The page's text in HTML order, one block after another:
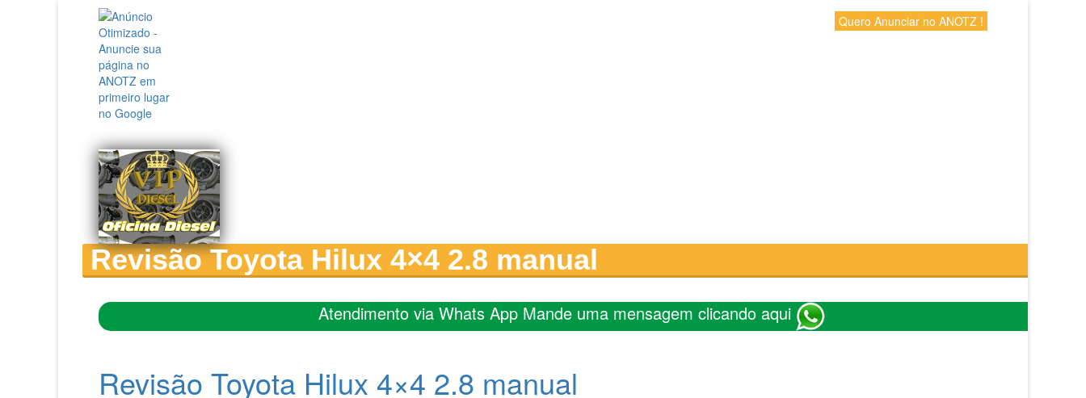
Quero Anunciar no ANOTZ !
Revisão Toyota Hilux 4×4 2.8 manual
Atendimento via Whats App Mande uma mensagem clicando aqui
Revisão Toyota Hilux 4×4 2.8 manual